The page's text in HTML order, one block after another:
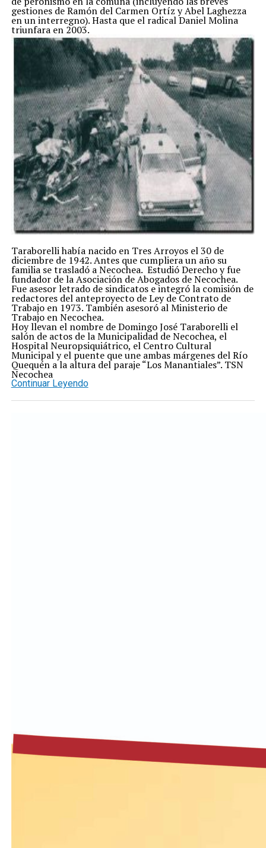
gestiones de Ramón del Carmen Ortíz y Abel Laghezza
en un interregno). Hasta que el radical Daniel Molina
triunfara en 2003.
Taraborelli había nacido en Tres Arroyos el 30 de
diciembre de 1942. Antes que cumpliera un año su
familia se trasladó a Necochea. Estudió Derecho y fue
fundador de la Asociación de Abogados de Necochea.
Fue asesor letrado de sindicatos e integró la comisión de
redactores del anteproyecto de Ley de Contrato de
Trabajo en 1973. También asesoró al Ministerio de
Trabajo en Necochea.
Hoy llevan el nombre de Domingo José Taraborelli el
salón de actos de la Municipalidad de Necochea, el
Hospital Neuropsiquiátrico, el Centro Cultural
Municipal y el puente que une ambas márgenes del Río
Quequén a la altura del paraje “Los Manantiales”. TSN
Necochea
Continuar Leyendo